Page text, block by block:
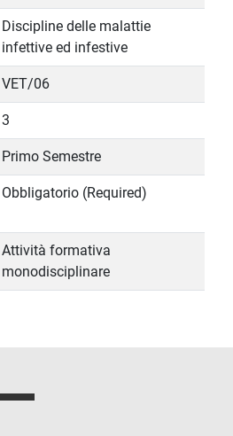
Discipline delle malattie
infettive ed infestive
VET/06
3
Primo Semestre
Obbligatorio (Required)
Attività formativa
monodisciplinare